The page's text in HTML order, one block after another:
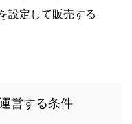
設定して販売する
営する条件